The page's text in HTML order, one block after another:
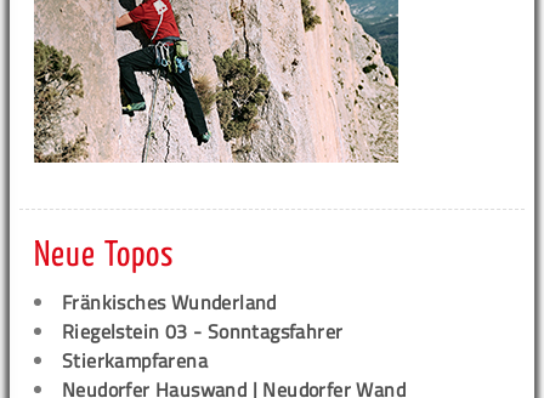
Neue Topos
Fränkisches Wunderland
Riegelstein 03 - Sonntagsfahrer
Stierkampfarena
Neudorfer Hauswand | Neudorfer Wand